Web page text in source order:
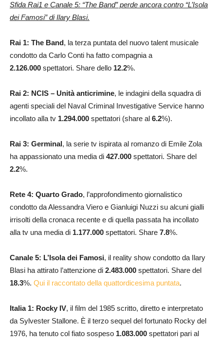
Sfida Rai1 e Canale 5: “The Band” perde ancora contro “L’Isola
dei Famosi” di Ilary Blasi.
Rai 1: The Band, la terza puntata del nuovo talent musicale
condotto da Carlo Conti ha fatto compagnia a
2.126.000 spettatori. Share dello 12.2%.
Rai 2: NCIS – Unità anticrimine, le indagini della squadra di
agenti speciali del Naval Criminal Investigative Service hanno
incollato alla tv 1.294.000 spettatori (share al 6.2%).
Rai 3: Germinal, la serie tv ispirata al romanzo di Emile Zola
ha appassionato una media di 427.000 spettatori. Share del
2.2%.
Rete 4: Quarto Grado, l’approfondimento giornalistico
condotto da Alessandra Viero e Gianluigi Nuzzi su alcuni gialli
irrisolti della cronaca recente e di quella passata ha incollato
alla tv una media di 1.177.000 spettatori. Share 7.8%.
Canale 5: L’Isola dei Famosi, il reality show condotto da Ilary
Blasi ha attirato l’attenzione di 2.483.000 spettatori. Share del
18.3%. Qui il raccontato della quattordicesima puntata.
Italia 1: Rocky IV, il film del 1985 scritto, diretto e interpretato
da Sylvester Stallone. È il terzo sequel del fortunato Rocky del
1976, ha tenuto col fiato sospeso 1.083.000 spettatori pari al